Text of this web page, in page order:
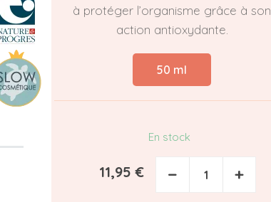
à protéger l’organisme grâce à son
action antioxydante.
50 ml
En stock
11,95 € − +